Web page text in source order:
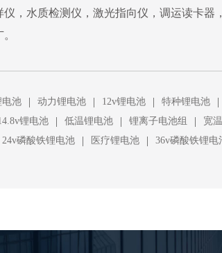
仪，水质检测仪，激光指向仪，调运读卡
电池 | 动力锂电池 | 12v锂电池 | 特种锂电池 |
锂电池 | 低温锂电池 | 锂离子电池组 | 宽
24v磷酸铁锂电池 | 医疗锂电池 | 36v磷酸铁锂电